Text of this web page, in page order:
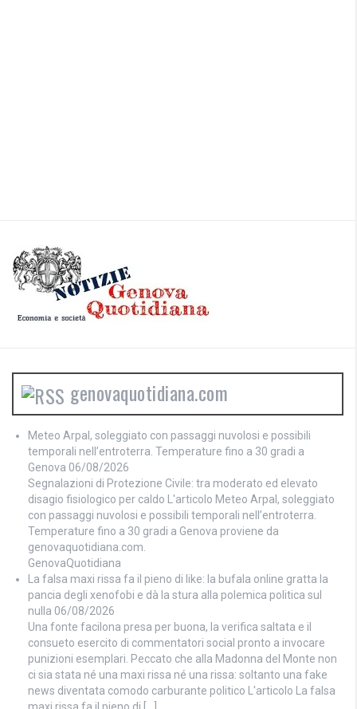
genovaquotidiana.com
Meteo Arpal, soleggiato con passaggi nuvolosi e possibili
temporali nell’entroterra. Temperature fino a 30 gradi a
Genova 06/08/2026
Segnalazioni di Protezione Civile: tra moderato ed elevato
disagio fisiologico per caldo L'articolo Meteo Arpal, soleggiato
con passaggi nuvolosi e possibili temporali nell’entroterra.
Temperature fino a 30 gradi a Genova proviene da
genovaquotidiana.com.
GenovaQuotidiana
La falsa maxi rissa fa il pieno di like: la bufala online gratta la
pancia degli xenofobi e dà la stura alla polemica politica sul
nulla 06/08/2026
Una fonte facilona presa per buona, la verifica saltata e il
consueto esercito di commentatori social pronto a invocare
punizioni esemplari. Peccato che alla Madonna del Monte non
ci sia stata né una maxi rissa né una rissa: soltanto una fake
news diventata comodo carburante politico L'articolo La falsa